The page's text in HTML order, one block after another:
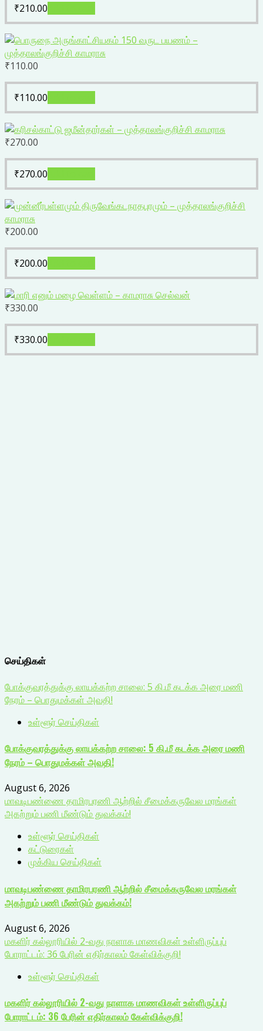
₹210.00
₹110.00
₹110.00
₹270.00
₹270.00
₹200.00
₹200.00
₹330.00
₹330.00
செய்திகள்
போக்குவரத்துக்கு லாயக்கற்ற சாலை: 5 கி.மீ கடக்க அரை மணி
நேரம் – பொதுமக்கள் அவதி!
உள்ளூர் செய்திகள்
போக்குவரத்துக்கு லாயக்கற்ற சாலை: 5 கி.மீ கடக்க அரை மணி
நேரம் – பொதுமக்கள் அவதி!
August 6, 2026
மாவடிபண்ணை தாமிரபரணி ஆற்றில் சீமைக்கருவேல மரங்கள்
அகற்றும் பணி மீண்டும் துவக்கம்!
உள்ளூர் செய்திகள்
கட்டுரைகள்
முக்கிய செய்திகள்
மாவடிபண்ணை தாமிரபரணி ஆற்றில் சீமைக்கருவேல மரங்கள்
அகற்றும் பணி மீண்டும் துவக்கம்!
August 6, 2026
மகளிர் கல்லூரியில் 2-வது நாளாக மாணவிகள் உள்ளிருப்புப்
போராட்டம்: 36 பேரின் எதிர்காலம் கேள்விக்குறி!
உள்ளூர் செய்திகள்
மகளிர் கல்லூரியில் 2-வது நாளாக மாணவிகள் உள்ளிருப்புப்
போராட்டம்: 36 பேரின் எதிர்காலம் கேள்விக்குறி!